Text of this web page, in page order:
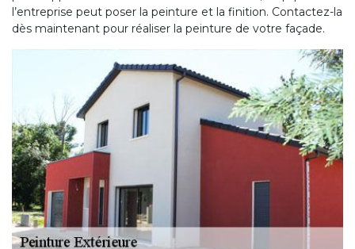
l’entreprise peut poser la peinture et la finition. Contactez-la
dès maintenant pour réaliser la peinture de votre façade.